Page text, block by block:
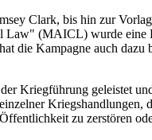
Clark, bis hin zur
(MAICL) wurde eine
die Kampagne auch
Kriegführung geleistet
zu zerstören